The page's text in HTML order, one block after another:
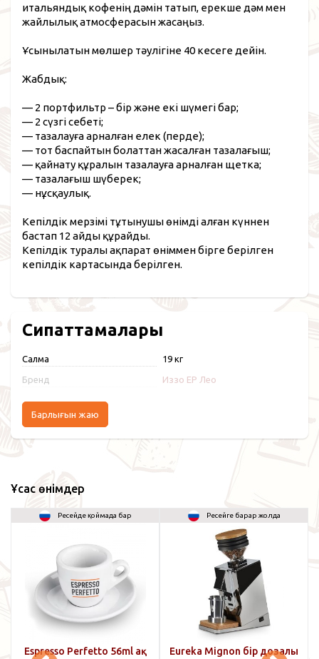
итальяндық кофенің дәмін татып, ерекше дәм мен
жайлылық атмосферасын жасаңыз.
Ұсынылатын мөлшер тәулігіне 40 кесеге дейін.
Жабдық:
— 2 портфильтр – бір және екі шүмегі бар;
— 2 сүзгі себеті;
— тазалауға арналған елек (перде);
— тот баспайтын болаттан жасалған тазалағыш;
— қайнату құралын тазалауға арналған щетка;
— тазалағыш шүберек;
— нұсқаулық.
Кепілдік мерзімі тұтынушы өнімді алған күннен
бастап 12 айды құрайды.
Кепілдік туралы ақпарат өніммен бірге берілген
кепілдік картасында берілген.
Сипаттамалары
Салмақ 19 кг
Бренд Иззо EP Лео
Барлығын жаю
Ұқсас өнімдер
Ресейде қоймада бар
Espresso Perfetto 56ml ақ
Ресейге барар жолда
Eureka Mignon бір дозалы